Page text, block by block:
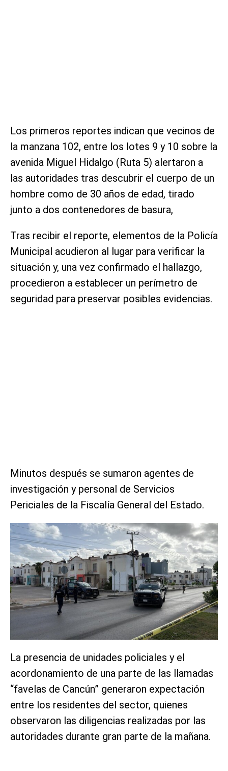
Los primeros reportes indican que vecinos de
la manzana 102, entre los lotes 9 y 10 sobre la
avenida Miguel Hidalgo (Ruta 5) alertaron a
las autoridades tras descubrir el cuerpo de un
hombre como de 30 años de edad, tirado
junto a dos contenedores de basura,
Tras recibir el reporte, elementos de la Policía
Municipal acudieron al lugar para verificar la
situación y, una vez confirmado el hallazgo,
procedieron a establecer un perímetro de
seguridad para preservar posibles evidencias.
Minutos después se sumaron agentes de
investigación y personal de Servicios
Periciales de la Fiscalía General del Estado.
La presencia de unidades policiales y el
acordonamiento de una parte de las llamadas
“favelas de Cancún” generaron expectación
entre los residentes del sector, quienes
observaron las diligencias realizadas por las
autoridades durante gran parte de la mañana.